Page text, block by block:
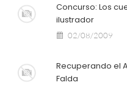
Concurso: Los
ilustrador
02/08/2009
Recuperando el
Falda